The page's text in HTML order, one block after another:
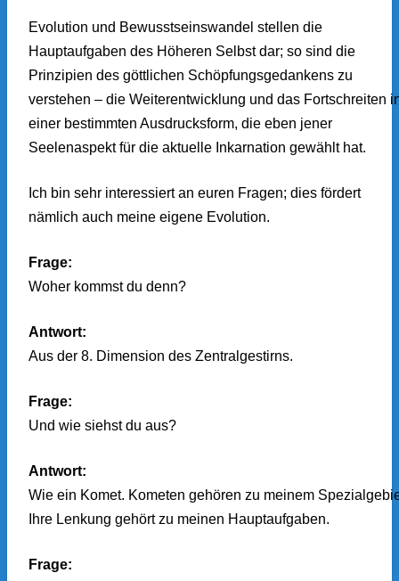
Evolution und Bewusstseinswandel stellen die
Hauptaufgaben des Höheren Selbst dar; so sind die
Prinzipien des göttlichen Schöpfungsgedankens zu
verstehen – die Weiterentwicklung und das Fortschreiten
einer bestimmten Ausdrucksform, die eben jener
Seelenaspekt für die aktuelle Inkarnation gewählt hat.
Ich bin sehr interessiert an euren Fragen; dies fördert
nämlich auch meine eigene Evolution.
Frage:
Woher kommst du denn?
Antwort:
Aus der 8. Dimension des Zentralgestirns.
Frage:
Und wie siehst du aus?
Antwort:
Wie ein Komet. Kometen gehören zu meinem
Ihre Lenkung gehört zu meinen Hauptaufgaben.
Frage: